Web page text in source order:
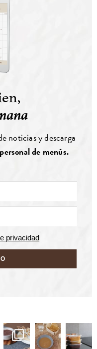
noticias y descarga
de menús.
privacidad